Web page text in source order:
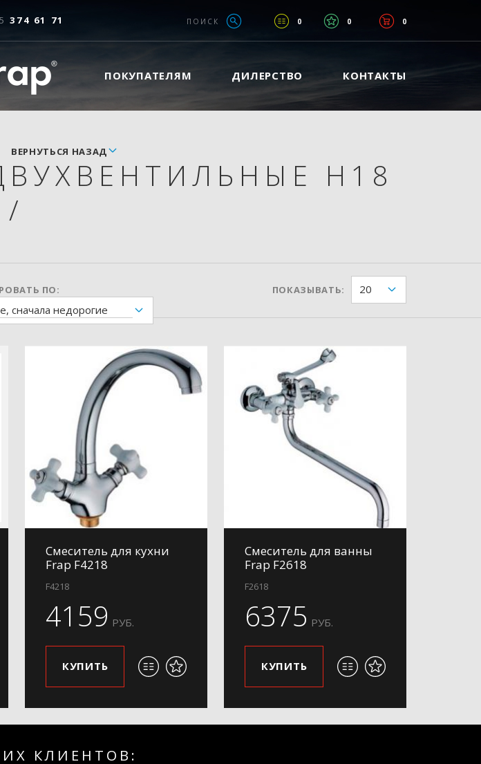
374 61 71 0 0 0
ПОИСК
ПОКУПАТЕЛЯМ ДИЛЕРСТВО КОНТАКТЫ
ВЕРНУТЬСЯ НАЗАД
H18
/
ПО:
сначала недорогие
ПОКАЗЫВАТЬ: 20
Смеситель для кухни
Frap F4218
F4218
4159 РУБ.
КУПИТЬ
Смеситель для ванны
Frap F2618
F2618
6375 РУБ.
КУПИТЬ
КЛИЕНТОВ: